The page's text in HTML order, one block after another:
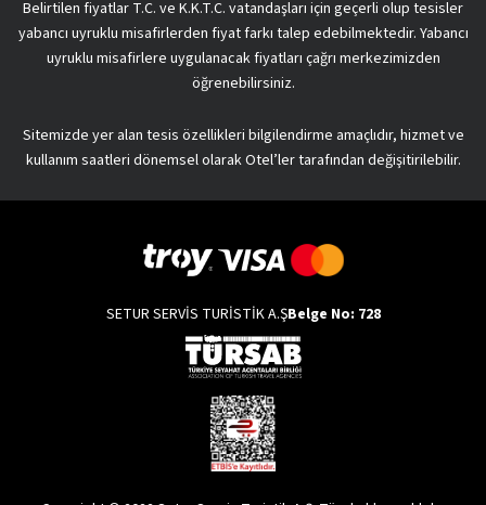
Belirtilen fiyatlar T.C. ve K.K.T.C. vatandaşları için geçerli olup tesisler
yabancı uyruklu misafirlerden fiyat farkı talep edebilmektedir. Yabancı
uyruklu misafirlere uygulanacak fiyatları çağrı merkezimizden
öğrenebilirsiniz.
Sitemizde yer alan tesis özellikleri bilgilendirme amaçlıdır, hizmet ve
kullanım saatleri dönemsel olarak Otel’ler tarafından değişitirilebilir.
SETUR SERVİS TURİSTİK A.ŞBelge No: 728